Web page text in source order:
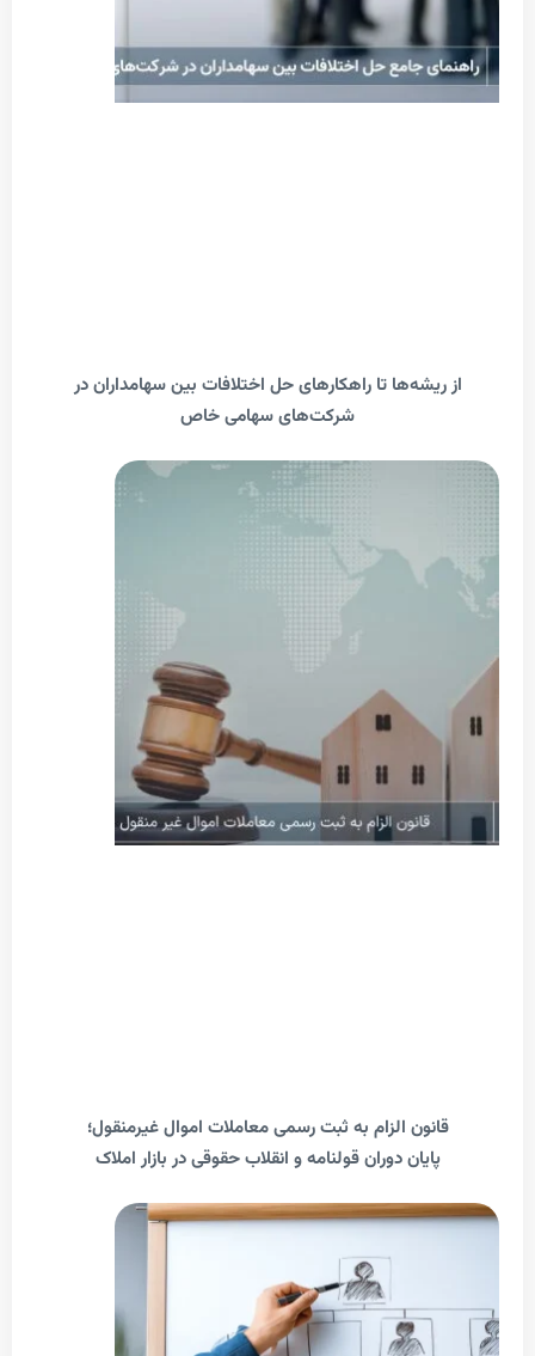
ریشه‌ها تا راهکارهای حل اختلافات بین سهامداران در
شرکت‌های سهامی خاص
قانون الزام به ثبت رسمی معاملات اموال غیرمنقول؛
پایان دوران قولنامه و انقلاب حقوقی در بازار املاک